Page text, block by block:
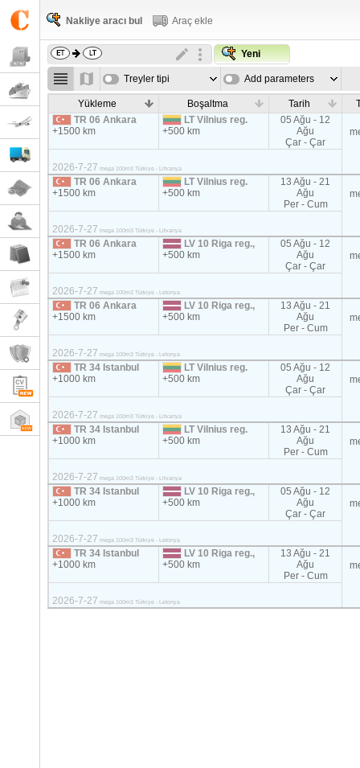
Nakliye aracı bul Araç ekle
Yeni
Treyler tipi Add parameters
Yükleme Boşaltma Tarih
TR 06 Ankara
+1500 km
LT Vilnius reg.
+500 km
05 Ağu - 12
Ağu
Çar - Çar
2026-7-27 mega 100m3 Türkiye - Litvanya
TR 06 Ankara
+1500 km
LT Vilnius reg.
+500 km
13 Ağu - 21
Ağu
Per - Cum
2026-7-27 mega 100m3 Türkiye - Litvanya
TR 06 Ankara
+1500 km
LV 10 Riga reg.,
+500 km
05 Ağu - 12
Ağu
Çar - Çar
2026-7-27 mega 100m3 Türkiye - Letonya
TR 06 Ankara
+1500 km
LV 10 Riga reg.,
+500 km
13 Ağu - 21
Ağu
Per - Cum
2026-7-27 mega 100m3 Türkiye - Letonya
TR 34 Istanbul
+1000 km
LT Vilnius reg.
+500 km
05 Ağu - 12
Ağu
Çar - Çar
2026-7-27 mega 100m3 Türkiye - Litvanya
TR 34 Istanbul
+1000 km
LT Vilnius reg.
+500 km
13 Ağu - 21
Ağu
Per - Cum
2026-7-27 mega 100m3 Türkiye - Litvanya
TR 34 Istanbul
+1000 km
LV 10 Riga reg.,
+500 km
05 Ağu - 12
Ağu
Çar - Çar
2026-7-27 mega 100m3 Türkiye - Letonya
TR 34 Istanbul
+1000 km
LV 10 Riga reg.,
+500 km
13 Ağu - 21
Ağu
Per - Cum
2026-7-27 mega 100m3 Türkiye - Letonya